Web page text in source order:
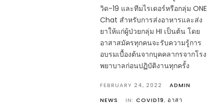
วิด-19 และทีมไรเดอร์หรือกลุ่ม ONE
Chat สำหรับการส่งอาหารและส่ง
ยาให้แก่ผู้ป่วยกลุ่ม HI เป็นต้น โดย
อาสาสมัครทุกคนจะรับความรู้การ
อบรมเบื้องต้นจากบุคคลากรจากโรง
พยาบาลก่อนปฏิบัติงานทุกครั้ง
FEBRUARY 24, 2022
ADMIN
NEWS
IN: COVID19, อาสา